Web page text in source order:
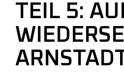
TEIL 5: